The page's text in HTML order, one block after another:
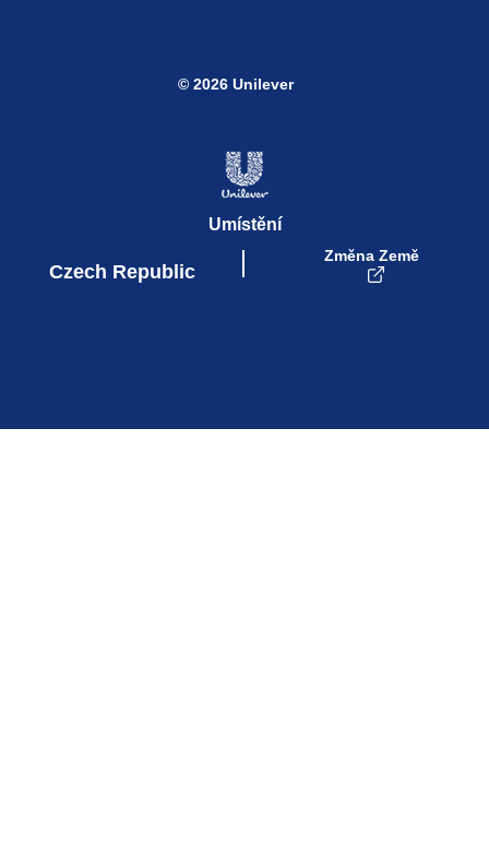
Umístění